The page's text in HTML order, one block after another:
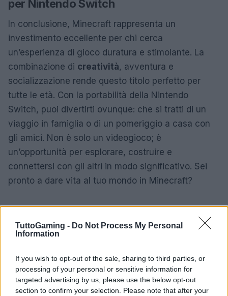
TuttoGaming - Do Not Process My Personal
Information
If you wish to opt-out of the sale, sharing to third parties, or
processing of your personal or sensitive information for
targeted advertising by us, please use the below opt-out
section to confirm your selection. Please note that after your
per Nintendo Switch
In conclusione, Minecraft rappresenta un
investimento eccellente per chi cerca
un’esperienza di gioco duratura e stimolante. La
combinazione di creatività, avventura e
socializzazione rende questo titolo perfetto per
tutte le età. Con la portabilità della Nintendo
Switch, puoi divertirti ovunque: che si tratti di un
viaggio in famiglia o di un pomeriggio a casa con
gli amici. Non è solo un videogioco; è
un’opportunità per esplorare, costruire e
connettersi con gli altri in modo significativo. Sei
pronto a dare vita al tuo mondo in Minecraft?
AUTORE
AiAdhubMedia